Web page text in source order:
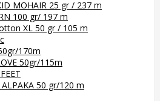
MOHAIR 25 gr / 237 m
100 gr/ 197 m
XL 50 gr / 105 m
170m
50gr/115m
ALPAKA 50 gr/120 m